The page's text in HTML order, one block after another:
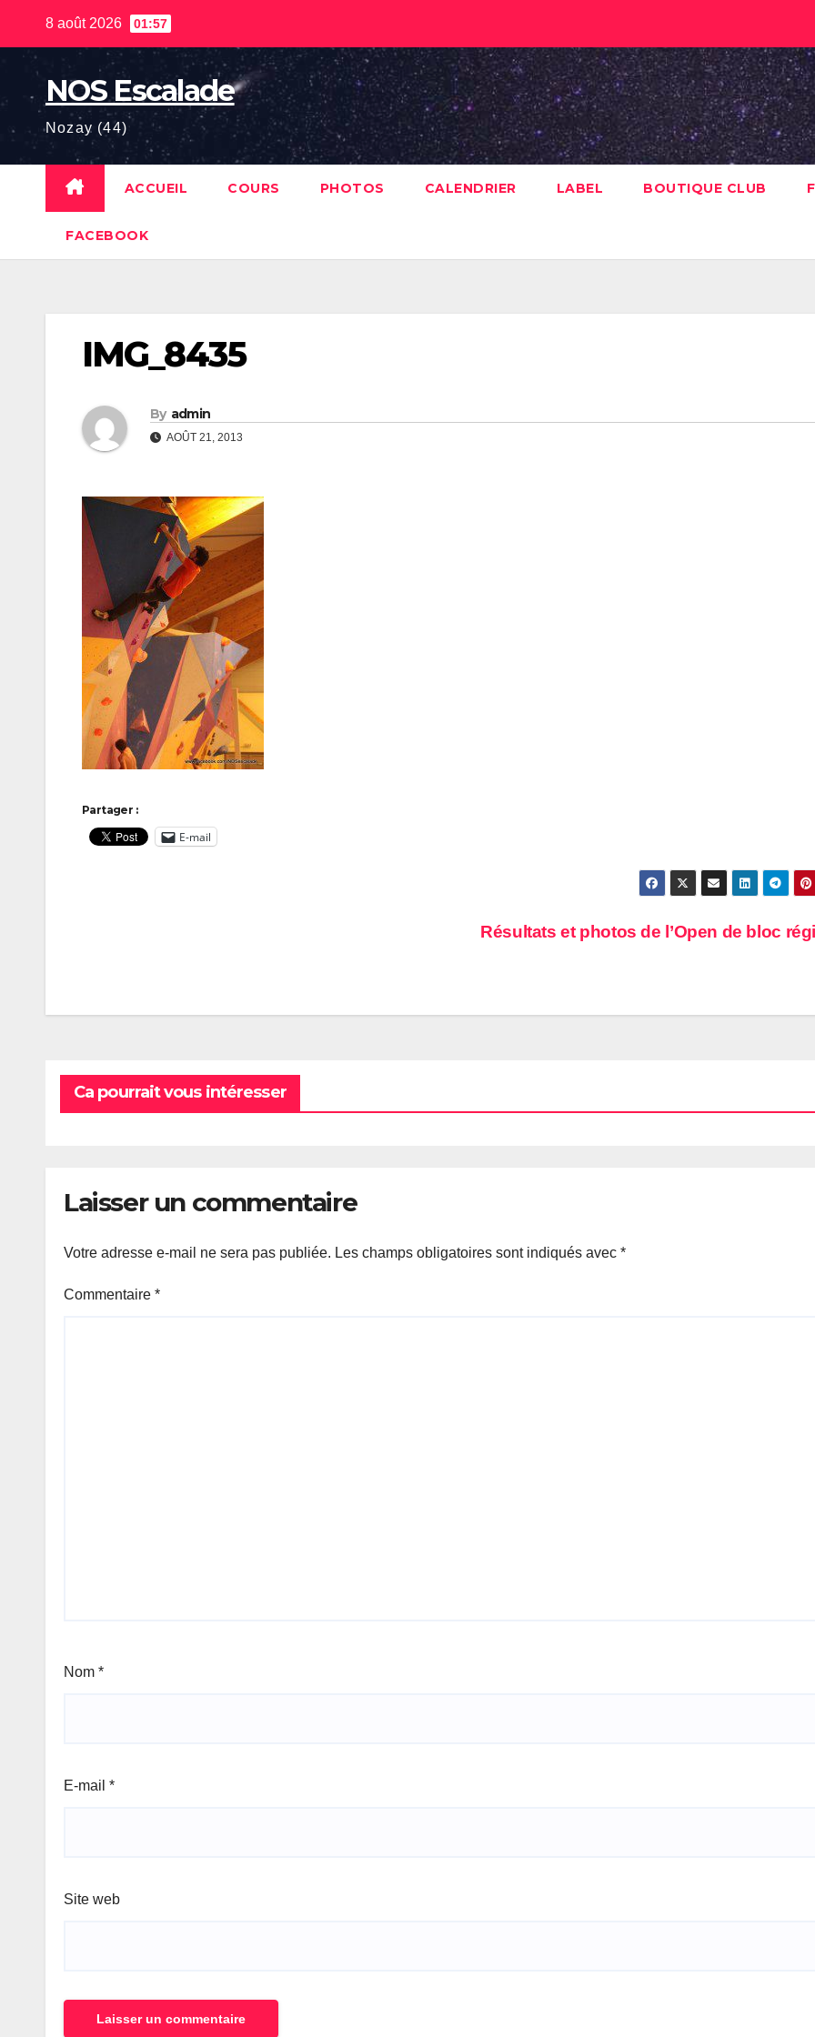
8 août 2026 01:57
NOS Escalade
Nozay (44)
ACCUEIL COURS PHOTOS CALENDRIER LABEL BOUTIQUE CLUB
FACEBOOK
IMG_8435
By admin
AOÛT 21, 2013
Partager :
E-mail
l’article
Résultats et photos de l’Open de bloc
Ca pourrait vous intéresser
Laisser un commentaire
Votre adresse e-mail ne sera pas publiée. Les champs obligatoires sont indiqués avec *
Commentaire *
Nom *
E-mail *
Site web